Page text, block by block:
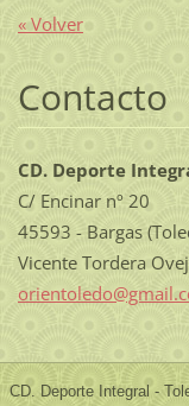
« Volver
Contacto
CD. Deporte
C/ Encinar nº 20
45593 - Bargas
Vicente Tordera
orientoledo@gmai
CD. Deporte Integral -